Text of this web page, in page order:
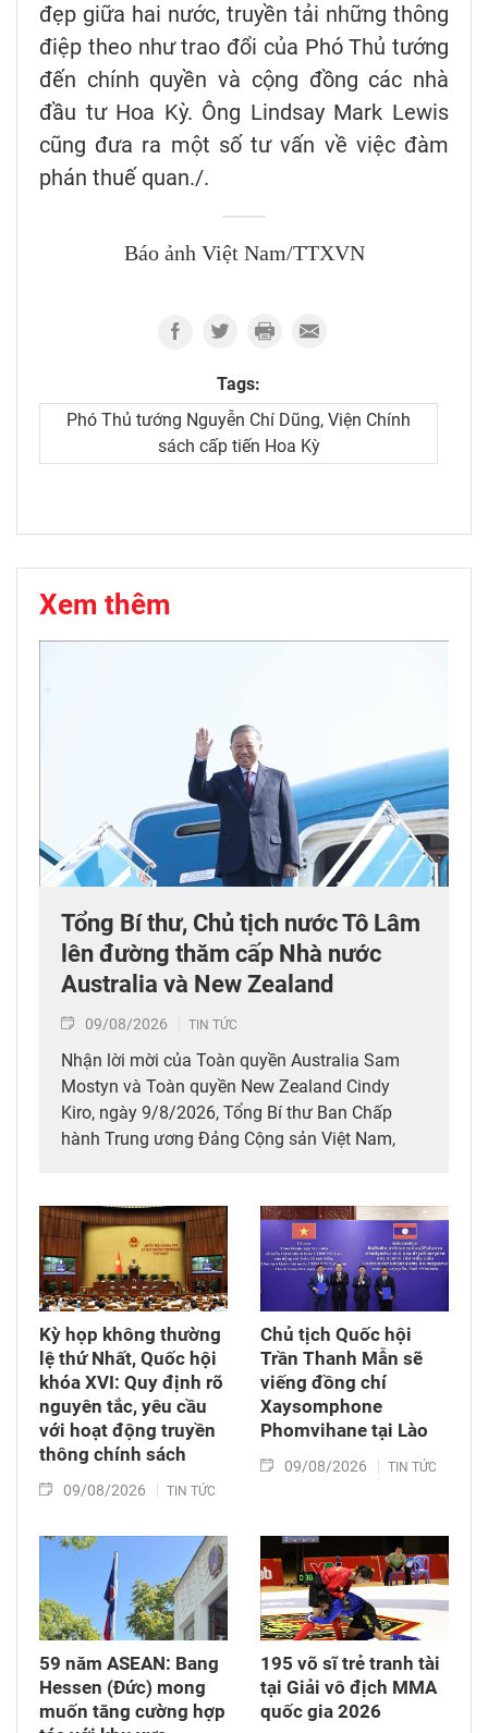
đẹp giữa hai nước, truyền tải những thông
điệp theo như trao đổi của Phó Thủ tướng
đến chính quyền và cộng đồng các nhà
đầu tư Hoa Kỳ. Ông Lindsay Mark Lewis
cũng đưa ra một số tư vấn về việc đàm
phán thuế quan./.
Báo ảnh Việt Nam/TTXVN
Tags:
Phó Thủ tướng Nguyễn Chí Dũng, Viện Chính
sách cấp tiến Hoa Kỳ
Xem thêm
Tổng Bí thư, Chủ tịch nước Tô Lâm
lên đường thăm cấp Nhà nước
Australia và New Zealand
09/08/2026 TIN TỨC
Nhận lời mời của Toàn quyền Australia Sam
Mostyn và Toàn quyền New Zealand Cindy
Kiro, ngày 9/8/2026, Tổng Bí thư Ban Chấp
hành Trung ương Đảng Cộng sản Việt Nam,
Nam rời Thủ đô Hà Nội lên đường thăm cấp
Nhà nước tới Australia và New Zealand từ ngày
9 - 14/8/2026.
Kỳ họp không thường
lệ thứ Nhất, Quốc hội
khóa XVI: Quy định rõ
nguyên tắc, yêu cầu
với hoạt động truyền
thông chính sách
09/08/2026 TIN TỨC
Chủ tịch Quốc hội
Trần Thanh Mẫn sẽ
viếng đồng chí
Xaysomphone
Phomvihane tại Lào
09/08/2026 TIN TỨC
59 năm ASEAN: Bang
Hessen (Đức) mong
muốn tăng cường hợp
195 võ sĩ trẻ tranh tài
tại Giải vô địch MMA
quốc gia 2026